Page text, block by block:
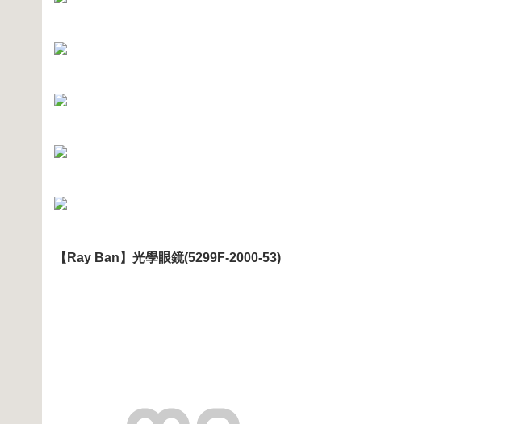
【Ray Ban】光學眼鏡(5299F-2000-53)